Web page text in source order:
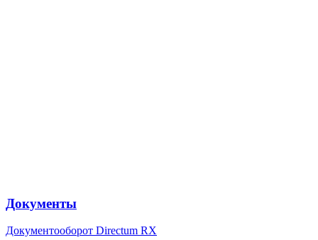
Документы
Документооборот Directum RX